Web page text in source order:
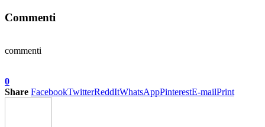
Commenti
commenti
0
Share FacebookTwitterReddItWhatsAppPinterestE-mailPrint